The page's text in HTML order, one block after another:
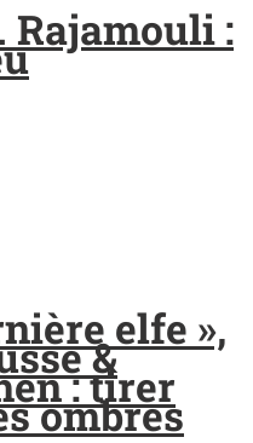
Rajamouli :
elfe »,
&
: tirer
ombres